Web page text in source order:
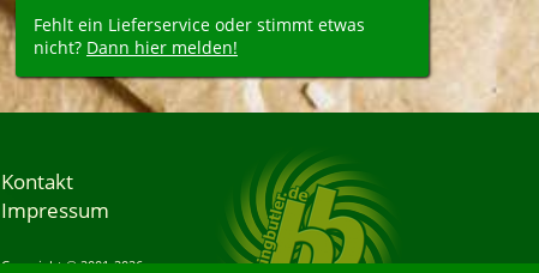
Fehlt ein Lieferservice oder stimmt etwas
nicht? Dann hier melden!
Kontakt
Impressum
Copyright © 2001-2026